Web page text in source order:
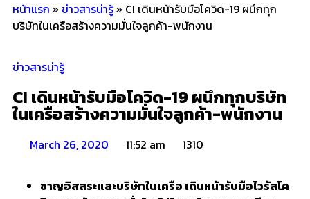
หน้าแรก »ข่าวสารน่ารู้» CI เดินหน้ารับมือโควิด-19 ผนึกทุก
บริษัทในเครือสร้างความมั่นใจลูกค้า-พนักงาน
ข่าวสารน่ารู้
CI เดินหน้ารับมือโควิด-19 ผนึกทุกบริษัท
ในเครือสร้างความมั่นใจลูกค้า-พนักงาน
March 26, 2020 11:52 am 1310
ชาญอิสสระและบริษัทในเครือ เดินหน้ารับมือไวรัสโค